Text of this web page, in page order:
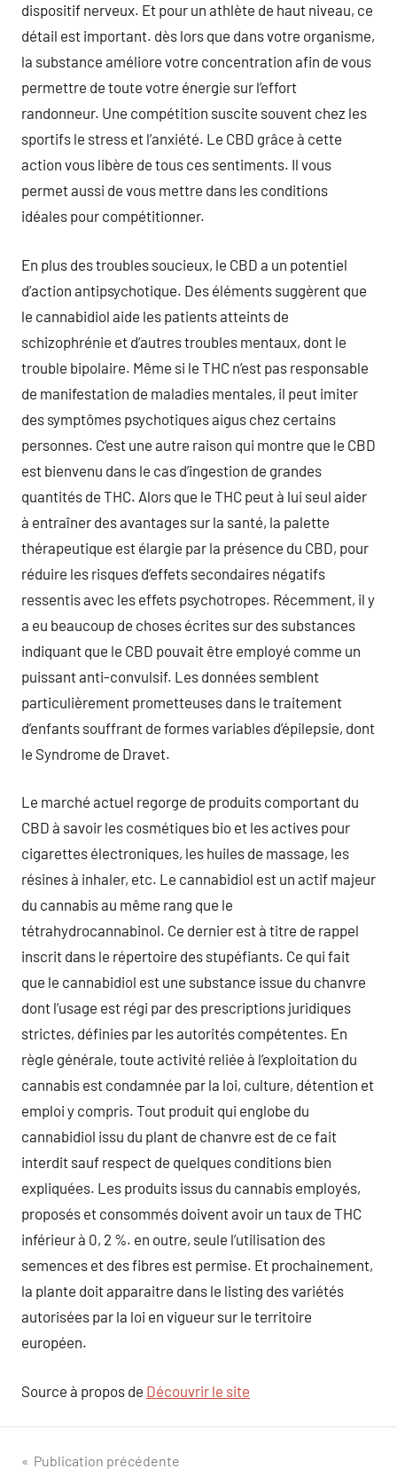
dispositif nerveux. Et pour un athlète de haut niveau, ce
détail est important. dès lors que dans votre organisme,
la substance améliore votre concentration afin de vous
permettre de toute votre énergie sur l’effort
randonneur. Une compétition suscite souvent chez les
sportifs le stress et l’anxiété. Le CBD grâce à cette
action vous libère de tous ces sentiments. Il vous
permet aussi de vous mettre dans les conditions
idéales pour compétitionner.
En plus des troubles soucieux, le CBD a un potentiel
d’action antipsychotique. Des éléments suggèrent que
le cannabidiol aide les patients atteints de
schizophrénie et d’autres troubles mentaux, dont le
trouble bipolaire. Même si le THC n’est pas responsable
de manifestation de maladies mentales, il peut imiter
des symptômes psychotiques aigus chez certains
personnes. C’est une autre raison qui montre que le CBD
est bienvenu dans le cas d’ingestion de grandes
quantités de THC. Alors que le THC peut à lui seul aider
à entraîner des avantages sur la santé, la palette
thérapeutique est élargie par la présence du CBD, pour
réduire les risques d’effets secondaires négatifs
ressentis avec les effets psychotropes. Récemment, il y
a eu beaucoup de choses écrites sur des substances
indiquant que le CBD pouvait être employé comme un
puissant anti-convulsif. Les données semblent
particulièrement prometteuses dans le traitement
d’enfants souffrant de formes variables d’épilepsie, dont
le Syndrome de Dravet.
Le marché actuel regorge de produits comportant du
CBD à savoir les cosmétiques bio et les actives pour
cigarettes électroniques, les huiles de massage, les
résines à inhaler, etc. Le cannabidiol est un actif majeur
du cannabis au même rang que le
tétrahydrocannabinol. Ce dernier est à titre de rappel
inscrit dans le répertoire des stupéfiants. Ce qui fait
que le cannabidiol est une substance issue du chanvre
dont l’usage est régi par des prescriptions juridiques
strictes, définies par les autorités compétentes. En
règle générale, toute activité reliée à l’exploitation du
cannabis est condamnée par la loi, culture, détention et
emploi y compris. Tout produit qui englobe du
cannabidiol issu du plant de chanvre est de ce fait
interdit sauf respect de quelques conditions bien
expliquées. Les produits issus du cannabis employés,
proposés et consommés doivent avoir un taux de THC
inférieur à 0, 2 %. en outre, seule l’utilisation des
semences et des fibres est permise. Et prochainement,
la plante doit apparaitre dans le listing des variétés
autorisées par la loi en vigueur sur le territoire
européen.
Source à propos de Découvrir le site
Publication précédente